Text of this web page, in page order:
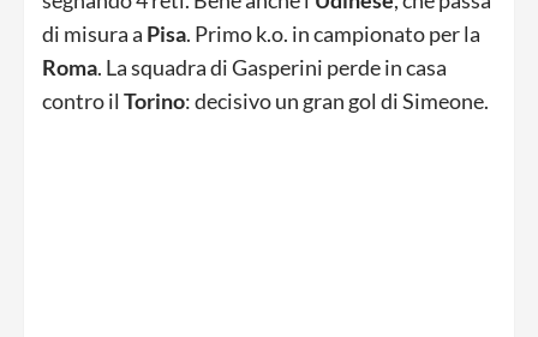
di misura a Pisa. Primo k.o. in campionato per la
Roma. La squadra di Gasperini perde in casa
contro il Torino: decisivo un gran gol di Simeone.